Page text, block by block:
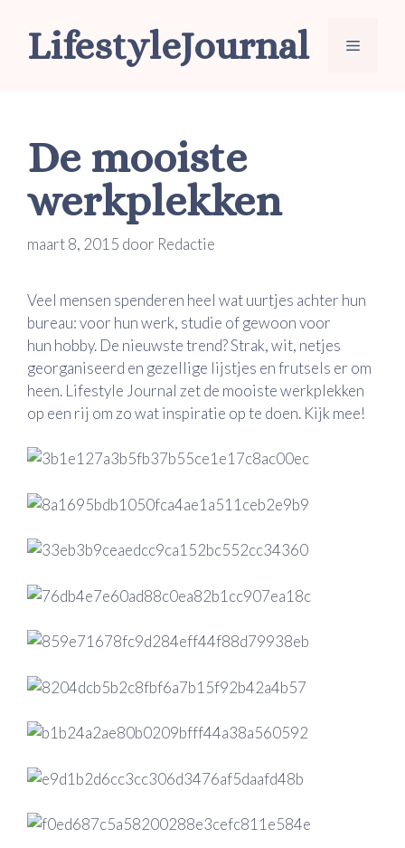
LifestyleJournal Menu
De mooiste
werkplekken
maart 8, 2015 door Redactie
Veel mensen spenderen heel wat uurtjes achter hun
bureau: voor hun werk, studie of gewoon voor
hun hobby. De nieuwste trend? Strak, wit, netjes
georganiseerd en gezellige lijstjes en frutsels er om
heen. Lifestyle Journal zet de mooiste werkplekken
op een rij om zo wat inspiratie op te doen. Kijk mee!